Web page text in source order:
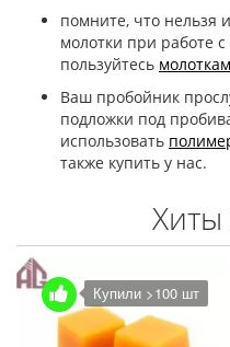
помните, что нельзя
молотки при работе
пользуйтесь
Ваш пробойник
подложки под
использовать
также купить у нас.
Купили >100 шт